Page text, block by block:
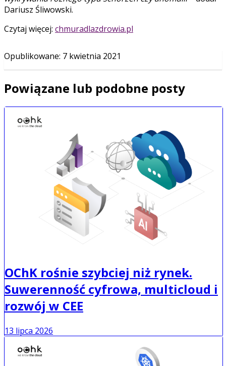
Dariusz Śliwowski.
Czytaj więcej: chmuradlazdrowia.pl
Opublikowane: 7 kwietnia 2021
Powiązane lub podobne posty
OChK rośnie szybciej niż rynek.
Suwerenność cyfrowa, multicloud i
rozwój w CEE
13 lipca 2026